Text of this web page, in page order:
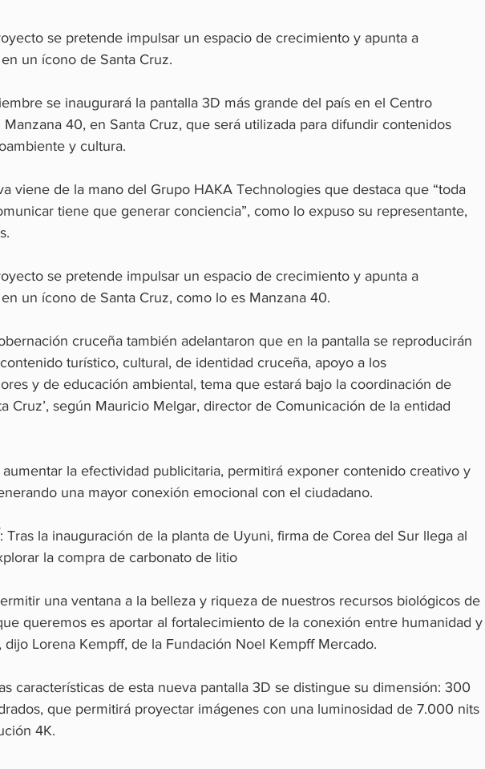
se pretende impulsar un espacio de crecimiento y apunta a
un ícono de Santa Cruz.
se inaugurará la pantalla 3D más grande del país en el Centro
Manzana 40, en Santa Cruz, que será utilizada para difundir contenidos
y cultura.
viene de la mano del Grupo HAKA Technologies que destaca que “toda
tiene que generar conciencia”, como lo expuso su representante,
se pretende impulsar un espacio de crecimiento y apunta a
un ícono de Santa Cruz, como lo es Manzana 40.
cruceña también adelantaron que en la pantalla se reproducirán
turístico, cultural, de identidad cruceña, apoyo a los
y de educación ambiental, tema que estará bajo la coordinación de
Cruz’, según Mauricio Melgar, director de Comunicación de la entidad
la efectividad publicitaria, permitirá exponer contenido creativo y
una mayor conexión emocional con el ciudadano.
Tras la inauguración de la planta de Uyuni, firma de Corea del Sur llega al
la compra de carbonato de litio
una ventana a la belleza y riqueza de nuestros recursos biológicos de
queremos es aportar al fortalecimiento de la conexión entre humanidad y
dijo Lorena Kempff, de la Fundación Noel Kempff Mercado.
características de esta nueva pantalla 3D se distingue su dimensión: 300
que permitirá proyectar imágenes con una luminosidad de 7.000 nits
4K.